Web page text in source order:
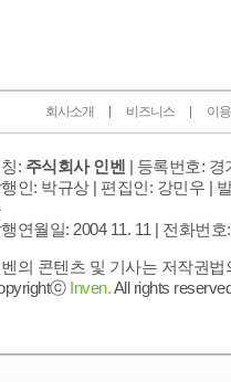
회사소개 비즈니스 이
: 주식회사 인벤 | 등록번호: 경
인: 박규상 | 편집인: 강민우 |
연월일: 2004 11. 11 | 전화번호
의 콘텐츠 및 기사는 저작권
Inven.All rights